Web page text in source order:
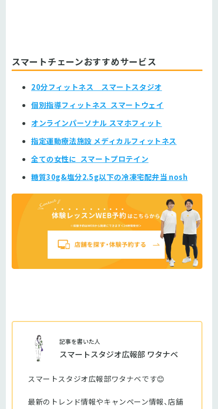
スマートチェーンおすすめサービス
20分フィットネス スマートスタジオ
個別指導フィットネス スマートウェイ
オンラインパーソナル スマホフィット
指定運動療法施設 メディカルフィットネス
全ての女性に スマートプロテイン
糖質30g&塩分2.5g以下の冷凍宅配弁当 nosh
記事を書いた人
スマートスタジオ広報部 ワタナベ
スマートスタジオ広報部ワタナベです😊
最新のトレンド情報やキャンペーン情報、店舗